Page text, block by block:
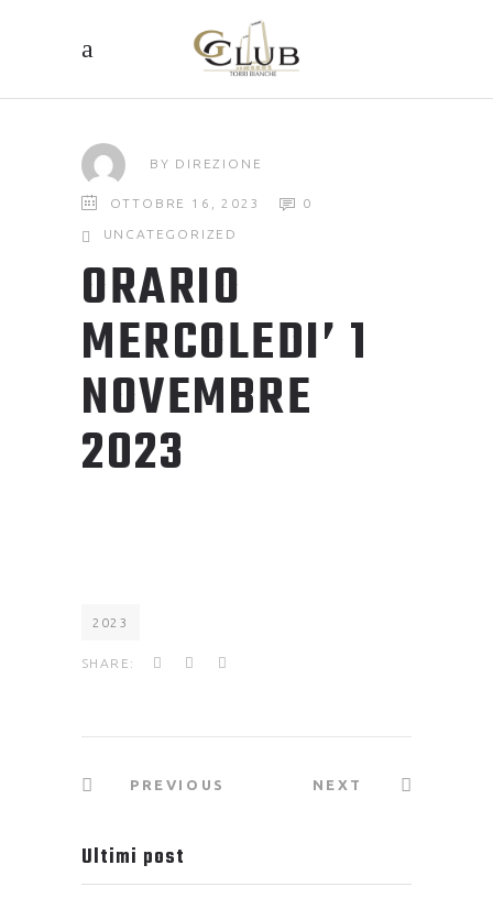
BY DIREZIONE
OTTOBRE 16, 2023 0
UNCATEGORIZED
ORARIO
MERCOLEDI’ 1
NOVEMBRE
2023
2023
SHARE:
PREVIOUS NEXT
Ultimi post